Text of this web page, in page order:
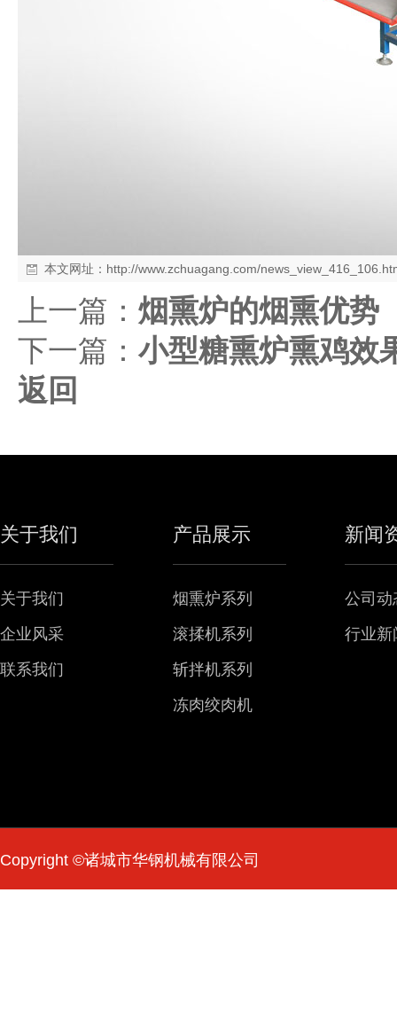
本文网址： http://www.zchuagang.com/
上一篇： 烟熏炉的烟熏优势
下一篇： 小型糖熏炉熏鸡效
返回
关于我们
关于我们
企业风采
联系我们
产品展示
烟熏炉系列
滚揉机系列
斩拌机系列
冻肉绞肉机
新闻
公司动
行业新
Copyright ©诸城市华钢机械有限公司